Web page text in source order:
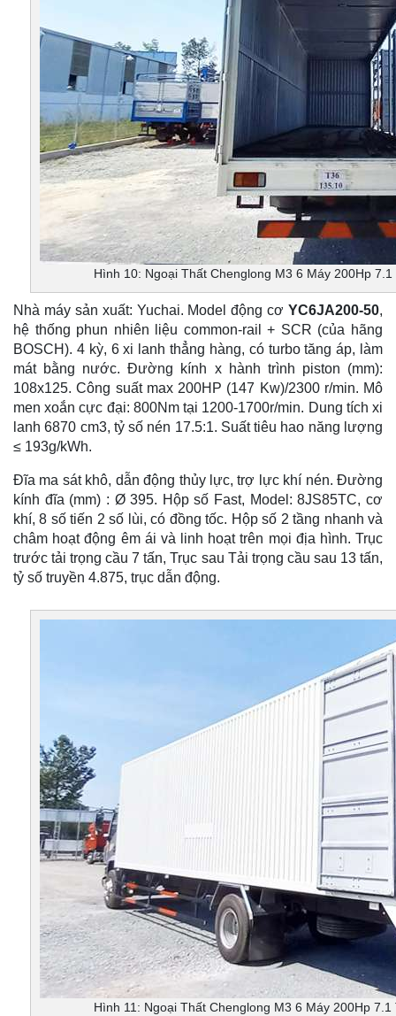
Hình 10: Ngoại Thất Chenglong M3 6 Máy 200Hp
Nhà máy sản xuất: Yuchai. Model động cơ YC6JA200-50,
hệ thống phun nhiên liệu common-rail + SCR (của hãng
BOSCH). 4 kỳ, 6 xi lanh thẳng hàng, có turbo tăng áp, làm
mát bằng nước. Đường kính x hành trình piston (mm):
108x125. Công suất max 200HP (147 Kw)/2300 r/min. Mô
men xoắn cực đại: 800Nm tại 1200-1700r/min. Dung tích xi
lanh 6870 cm3, tỷ số nén 17.5:1. Suất tiêu hao năng lượng
≤ 193g/kWh.
Đĩa ma sát khô, dẫn động thủy lực, trợ lực khí nén. Đường
kính đĩa (mm) : Ø 395. Hộp số Fast, Model: 8JS85TC, cơ
khí, 8 số tiến 2 số lùi, có đồng tốc. Hộp số 2 tầng nhanh và
châm hoạt động êm ái và linh hoạt trên mọi địa hình. Trục
trước tải trọng cầu 7 tấn, Trục sau Tải trọng cầu sau 13 tấn,
tỷ số truyền 4.875, trục dẫn động.
Hình 11: Ngoại Thất Chenglong M3 6 Máy 200Hp